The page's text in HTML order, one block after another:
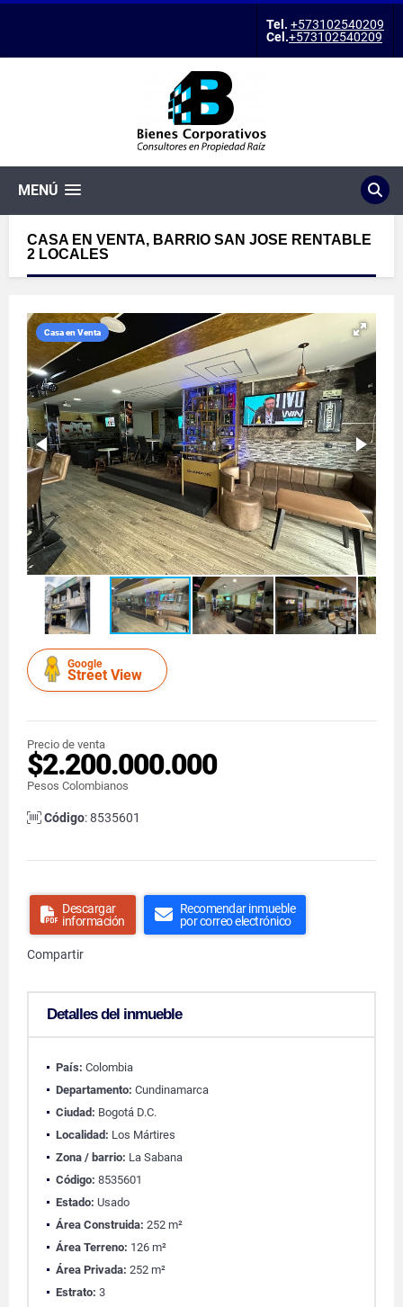
Tel. +573102540209
Cel.+573102540209
MENÚ
CASA EN VENTA, BARRIO SAN JOSE RENTABLE
2 LOCALES
Casa en Venta
Google
Street View
Precio de venta
$2.200.000.000
Pesos Colombianos
Código: 8535601
Descargar
información
Recomendar inmueble
por correo electrónico
Compartir
Detalles del inmueble
País: Colombia
Departamento: Cundinamarca
Ciudad: Bogotá D.C.
Localidad: Los Mártires
Zona / barrio: La Sabana
Código: 8535601
Estado: Usado
Área Construida: 252 m²
Área Terreno: 126 m²
Área Privada: 252 m²
Estrato: 3